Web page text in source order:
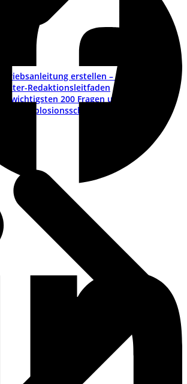
Betriebsanleitung erstellen – ein Leitfaden
Muster-Redaktionsleitfaden
Die wichtigsten 200 Fragen und Antworten
ATEX – Explosionsschutz im Maschinenbau